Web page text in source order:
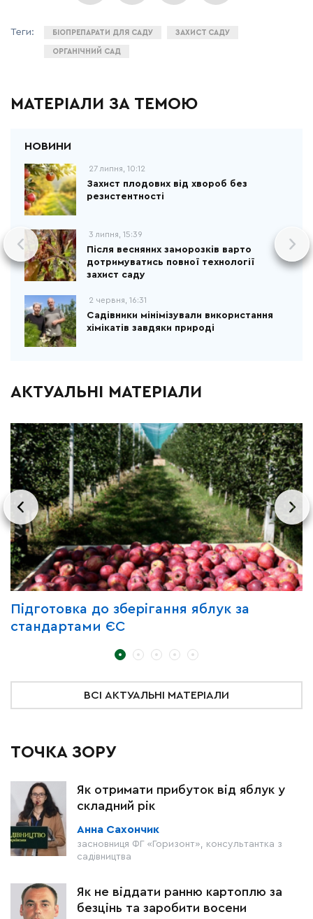
БІОПРЕПАРАТИ ДЛЯ САДУ ЗАХИСТ САДУ
ОРГАНІЧНИЙ САД
МАТЕРІАЛИ ЗА ТЕМОЮ
27 липня, 10:12
Захист плодових від хвороб без
резистентності
3 липня, 15:39
Після весняних заморозків варто
дотримуватись повної технології
захист саду
2 червня, 16:31
Садівники мінімізували використання
хімікатів завдяки природі
АКТУАЛЬНІ МАТЕРІАЛИ
Підготовка до зберігання яблук за
стандартами ЄС
ВСІ АКТУАЛЬНІ МАТЕРІАЛИ
ТОЧКА ЗОРУ
Як отримати прибуток від яблук у
складний рік
Анна Сахончик
засновниця ФГ «Горизонт», консультантка з
садівництва
Як не віддати ранню картоплю за
безцінь та заробити восени